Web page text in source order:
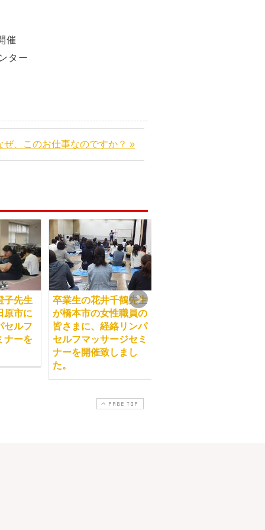
催
ター
ぜ、このお仕事なのですか？ »
子先生
原市に
セルフ
ナーを
卒業生の花井千鶴先生
が橋本市の女性職員の
皆さまに、経絡リンパ
セルフマッサージセミ
ナーを開催致しまし
た。
PAGE TOP